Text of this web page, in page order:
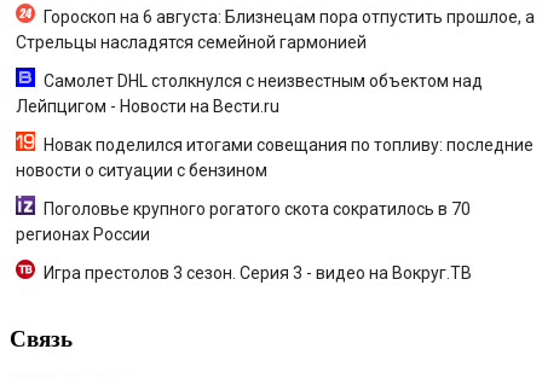
Гороскоп на 6 августа: Близнецам пора отпустить прошлое, а
Стрельцы насладятся семейной гармонией
Самолет DHL столкнулся с неизвестным объектом над
Лейпцигом - Новости на Вести.ru
Новак поделился итогами совещания по топливу: последние
новости о ситуации с бензином
Поголовье крупного рогатого скота сократилось в 70
регионах России
Игра престолов 3 сезон. Серия 3 - видео на Вокруг.ТВ
Связь